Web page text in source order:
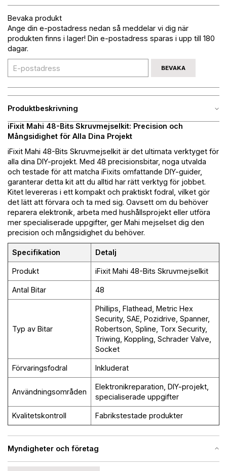
Bevaka produkt
Ange din e-postadress nedan så meddelar vi dig när
produkten finns i lager! Din e-postadress sparas i upp till 180
dagar.
BEVAKA
Produktbeskrivning
Myndigheter och företag
iFixit Mahi 48-Bits Skruvmejselkit: Precision och
Mångsidighet för Alla Dina Projekt
iFixit Mahi 48-Bits Skruvmejselkit är det ultimata verktyget för
alla dina DIY-projekt. Med 48 precisionsbitar, noga utvalda
och testade för att matcha iFixits omfattande DIY-guider,
garanterar detta kit att du alltid har rätt verktyg för jobbet.
Kitet levereras i ett kompakt och praktiskt fodral, vilket gör
det lätt att förvara och ta med sig. Oavsett om du behöver
reparera elektronik, arbeta med hushållsprojekt eller utföra
mer specialiserade uppgifter, ger Mahi mejselset dig den
precision och mångsidighet du behöver.
Specifikation Detalj
Produkt iFixit Mahi 48-Bits Skruvmejselkit
Antal Bitar 48
Typ av Bitar
Phillips, Flathead, Metric Hex
Security, SAE, Pozidrive, Spanner,
Robertson, Spline, Torx Security,
Triwing, Koppling, Schrader Valve,
Socket
Förvaringsfodral Inkluderat
Användningsområden
Elektronikreparation, DIY-projekt,
specialiserade uppgifter
Kvalitetskontroll Fabrikstestade produkter